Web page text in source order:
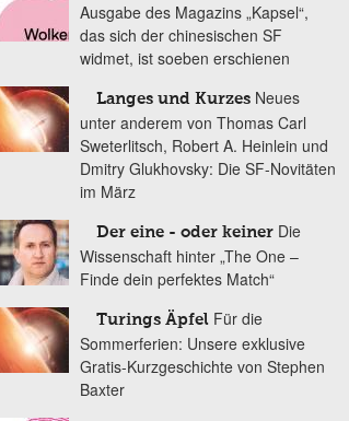
Ausgabe des Magazins „Kapsel“,
das sich der chinesischen SF
widmet, ist soeben erschienen
Langes und Kurzes Neues
unter anderem von Thomas Carl
Sweterlitsch, Robert A. Heinlein und
Dmitry Glukhovsky: Die SF-Novitäten
im März
Der eine - oder keiner Die
Wissenschaft hinter „The One –
Finde dein perfektes Match“
Turings Äpfel Für die
Sommerferien: Unsere exklusive
Gratis-Kurzgeschichte von Stephen
Baxter